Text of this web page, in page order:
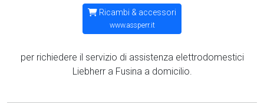
Ricambi & accessori
www.assperr.it
per richiedere il servizio di assistenza elettrodomestici
Liebherr a Fusina a domicilio.